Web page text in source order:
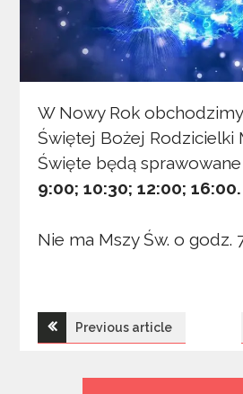
W Nowy Rok
Świętej Bożej Rodzicielki
Święte będą
9:00; 10:30; 12:00; 16:00.
Nie ma Mszy Św. o godz.
Nawigacja
Previous article